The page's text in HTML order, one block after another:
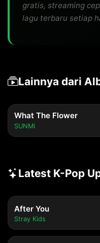
gratis, streaming
lagu terbaru setiap
Lainnya dari
What The Flower
SUNMI
Latest K-Pop
After You
Stray Kids